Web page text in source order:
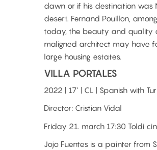
dawn or if his destination was
desert. Fernand Pouillon,
today, the beauty and quality
maligned architect may have
large housing estates.
VILLA PORTALES
2022 | 17’ | CL | Spanish with
Director: Cristian Vidal
Friday 21. march 17:30 Toldi
Jojo Fuentes is a painter from